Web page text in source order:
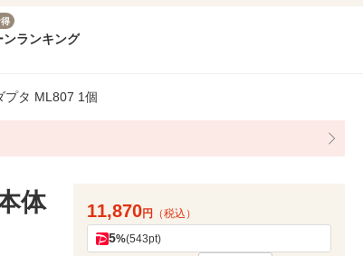
ンランキング
プタ ML807 1個
体
11,870円 （税込）
5%(543pt)